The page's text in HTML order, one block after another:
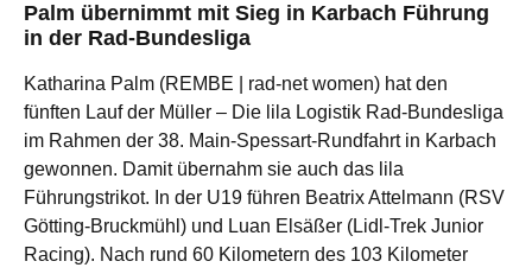
Palm übernimmt mit Sieg in Karbach Führung
in der Rad-Bundesliga
Katharina Palm (REMBE | rad-net women) hat den
fünften Lauf der Müller – Die lila Logistik Rad-Bundesliga
im Rahmen der 38. Main-Spessart-Rundfahrt in Karbach
gewonnen. Damit übernahm sie auch das lila
Führungstrikot. In der U19 führen Beatrix Attelmann (RSV
Götting-Bruckmühl) und Luan Elsäßer (Lidl-Trek Junior
Racing). Nach rund 60 Kilometern des 103 Kilometer